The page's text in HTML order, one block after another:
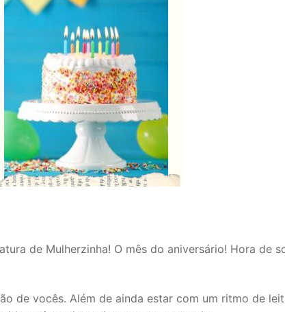
de Mulherzinha! O mês do aniversário! Hora de
de vocês. Além de ainda estar com um ritmo de